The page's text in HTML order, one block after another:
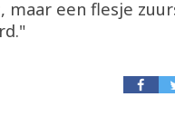
een flesje